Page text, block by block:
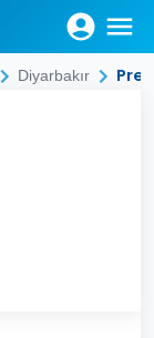
Diyarbakır